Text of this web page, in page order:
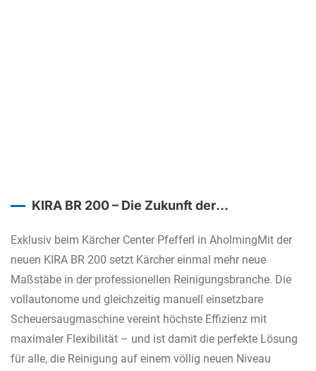
KIRA BR 200 – Die Zukunft der
Exklusiv beim Kärcher Center Pfefferl in AholmingMit der
neuen KIRA BR 200 setzt Kärcher einmal mehr neue
Maßstäbe in der professionellen Reinigungsbranche. Die
vollautonome und gleichzeitig manuell einsetzbare
Scheuersaugmaschine vereint höchste Effizienz mit
maximaler Flexibilität – und ist damit die perfekte Lösung
für alle, die Reinigung auf einem völlig neuen Niveau